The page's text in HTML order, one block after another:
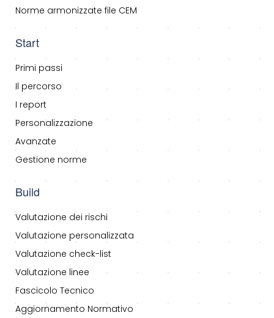
Norme armonizzate file CEM
Start
Primi passi
Il percorso
I report
Personalizzazione
Avanzate
Gestione norme
Build
Valutazione dei rischi
Valutazione personalizzata
Valutazione check-list
Valutazione linee
Fascicolo Tecnico
Aggiornamento Normativo